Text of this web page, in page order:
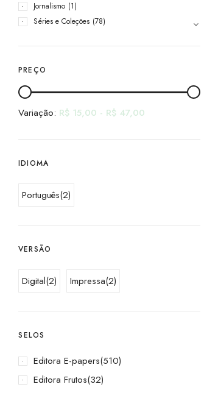
Jornalismo (1)
Séries e Coleções (78)
PREÇO
Variação: R$ 15,00 - R$ 47,00
IDIOMA
Português(2)
VERSÃO
Digital(2) Impressa(2)
SELOS
Editora E-papers(510)
Editora Frutos(32)